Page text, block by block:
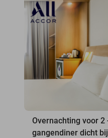
Overnachting voor 2
gangendiner dicht